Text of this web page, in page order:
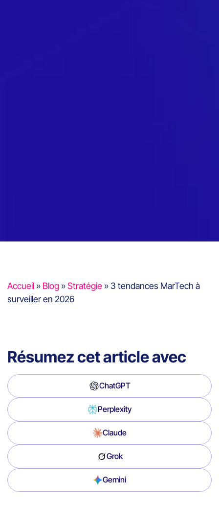
Accueil » Blog »Stratégie » 3 tendances MarTech à
surveiller en 2026
Résumez cet article avec
ChatGPT
Perplexity
Claude
Grok
Gemini